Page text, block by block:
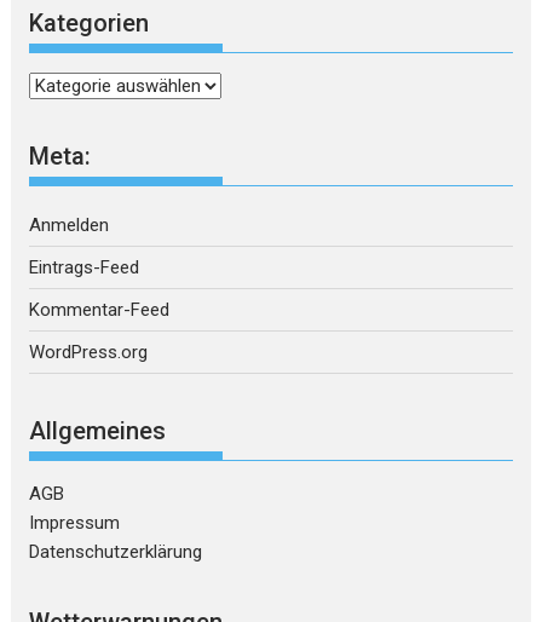
Kategorien
Kategorien
Meta:
Anmelden
Eintrags-Feed
Kommentar-Feed
WordPress.org
Allgemeines
AGB
Impressum
Datenschutzerklärung